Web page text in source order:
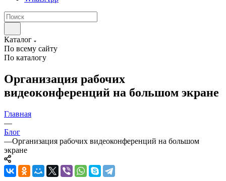
Каталог
По всему сайту
По каталогу
Организация рабочих
видеоконференций на большом экране
Главная
—
Блог
—Организация рабочих видеоконференций на большом
экране